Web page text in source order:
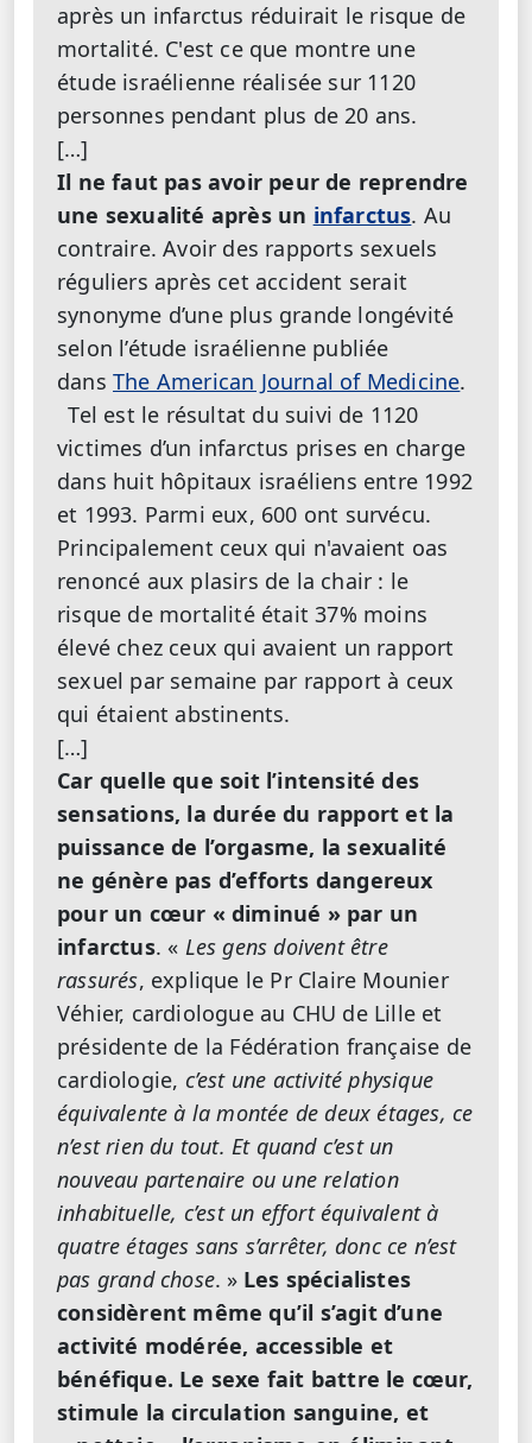
après un infarctus réduirait le risque de
mortalité. C'est ce que montre une
étude israélienne réalisée sur 1120
personnes pendant plus de 20 ans.
[…]
Il ne faut pas avoir peur de reprendre
une sexualité après un infarctus. Au
contraire. Avoir des rapports sexuels
réguliers après cet accident serait
synonyme d’une plus grande longévité
selon l’étude israélienne publiée
dans The American Journal of Medicine.
Tel est le résultat du suivi de 1120
victimes d’un infarctus prises en charge
dans huit hôpitaux israéliens entre 1992
et 1993. Parmi eux, 600 ont survécu.
Principalement ceux qui n'avaient oas
renoncé aux plasirs de la chair : le
risque de mortalité était 37% moins
élevé chez ceux qui avaient un rapport
sexuel par semaine par rapport à ceux
qui étaient abstinents.
[…]
Car quelle que soit l’intensité des
sensations, la durée du rapport et la
puissance de l’orgasme, la sexualité
ne génère pas d’efforts dangereux
pour un cœur « diminué » par un
infarctus. « Les gens doivent être
rassurés, explique le Pr Claire Mounier
Véhier, cardiologue au CHU de Lille et
présidente de la Fédération française de
cardiologie, c’est une activité physique
équivalente à la montée de deux étages, ce
n’est rien du tout. Et quand c’est un
nouveau partenaire ou une relation
inhabituelle, c’est un effort équivalent à
quatre étages sans s’arrêter, donc ce n’est
pas grand chose. » Les spécialistes
considèrent même qu’il s’agit d’une
activité modérée, accessible et
bénéfique. Le sexe fait battre le cœur,
stimule la circulation sanguine, et